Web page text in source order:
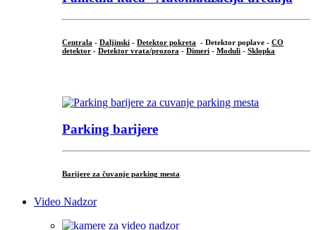
Centrala - Daljinski - Detektor pokreta - Detektor poplave - CO
detektor - Detektor vrata/prozora - Dimeri - Moduli - Sklopka
Parking barijere
Barijere za čuvanje parking mesta
Video Nadzor